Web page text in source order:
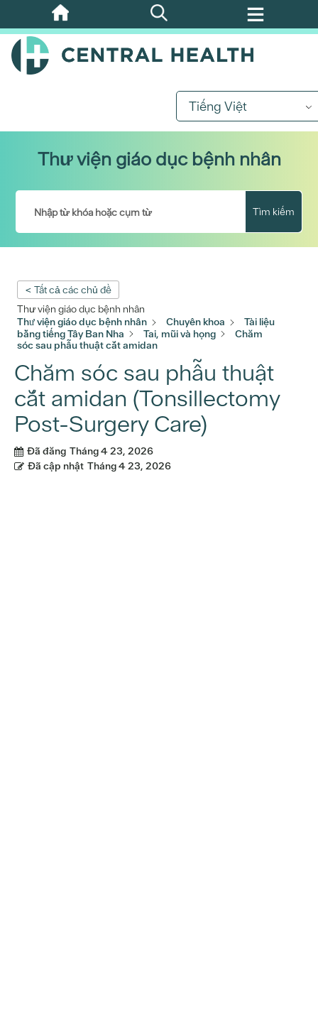
Bỏ
qua
nội
Tiếng Việt
Thư viện giáo dục bệnh nhân
Tìm kiếm
< Tất cả các chủ đề
Thư viện giáo dục bệnh nhân
Thư viện giáo dục bệnh nhân
Chuyên khoa
Tài liệu
bằng tiếng Tây Ban Nha
Tai, mũi và họng
Chăm
sóc sau phẫu thuật cắt amidan
Chăm sóc sau phẫu thuật
cắt amidan (Tonsillectomy
Post-Surgery Care)
Đã đăng Tháng 4 23, 2026
Đã cập nhật Tháng 4 23, 2026